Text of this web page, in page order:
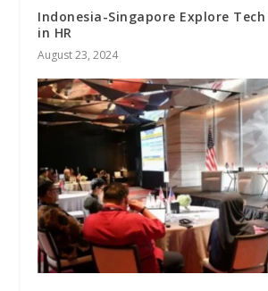
Indonesia-Singapore Explore
in HR
August 23, 2024